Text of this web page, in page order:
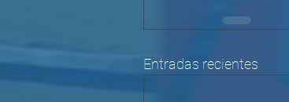
Entradas recientes